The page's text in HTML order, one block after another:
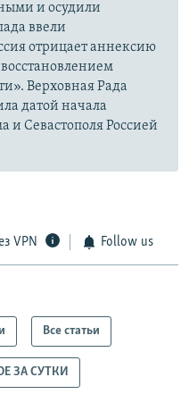
и осудили
ввели
отрицает аннексию
Верховная Рада
датой начала
Севастополя Россией
VPN Follow us
Все статьи
ЗА СУТКИ